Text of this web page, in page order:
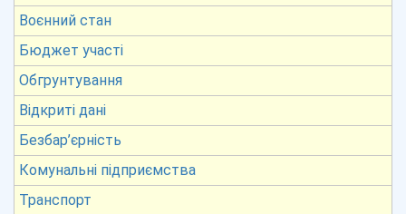
Воєнний стан
Бюджет участі
Обгрунтування
Відкриті дані
Безбар’єрність
Комунальні підприємства
Транспорт